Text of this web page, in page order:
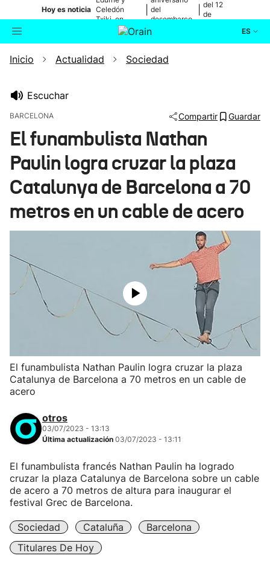
Hoy es noticia Celedón
Txiki, en
directo
del
desembarco
de Elkano
del 12
de
ES
Buscador Actualidad
Ikusmiran
Eguraldia
Inicio Actualidad Sociedad
Escuchar
BARCELONA Compartir Guardar
El funambulista Nathan
Paulin logra cruzar la plaza
Catalunya de Barcelona a 70
metros en un cable de acero
El funambulista Nathan Paulin logra cruzar la plaza
Catalunya de Barcelona a 70 metros en un cable de
acero
otros
03/07/2023 - 13:13
Última actualización 03/07/2023 - 13:11
El funambulista francés Nathan Paulin ha logrado
cruzar la plaza Catalunya de Barcelona sobre un cable
de acero a 70 metros de altura para inaugurar el
festival Grec de Barcelona.
Sociedad Cataluña
Barcelona
Titulares De Hoy